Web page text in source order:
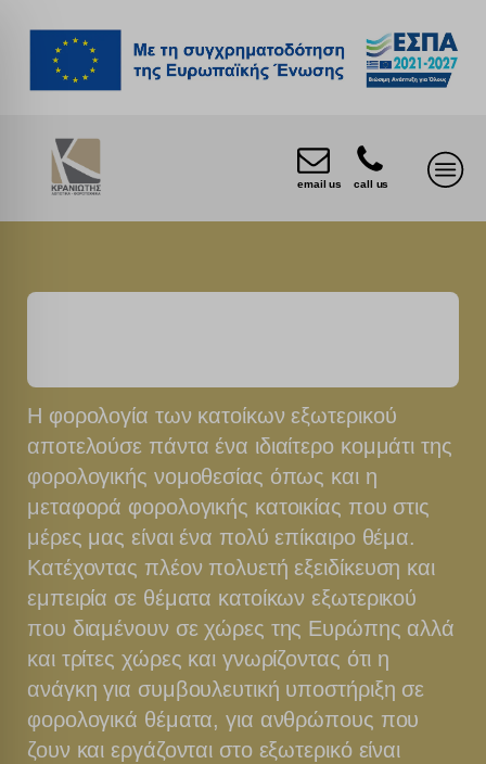
email us call us
Η φορολογία των κατοίκων εξωτερικού
αποτελούσε πάντα ένα ιδιαίτερο κομμάτι της
φορολογικής νομοθεσίας όπως και η
μεταφορά φορολογικής κατοικίας που στις
μέρες μας είναι ένα πολύ επίκαιρο θέμα.
Κατέχοντας πλέον πολυετή εξειδίκευση και
εμπειρία σε θέματα κατοίκων εξωτερικού
που διαμένουν σε χώρες της Ευρώπης αλλά
και τρίτες χώρες και γνωρίζοντας ότι η
ανάγκη για συμβουλευτική υποστήριξη σε
φορολογικά θέματα, για ανθρώπους που
ζουν και εργάζονται στο εξωτερικό είναι